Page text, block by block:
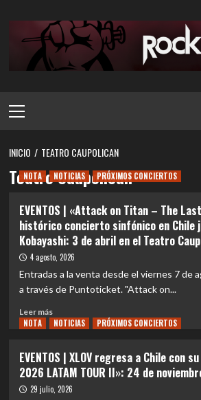
contenido
principal
INICIO TEATRO CAUPOLICAN
Teatro Caupolican
NOTA NOTICIAS PRÓXIMOS CONCIERTOS
EVENTOS | «Attack on Titan – The
histórico concierto sinfónico en Chile
Kobayashi: 3 de abril en el Teatro
4 agosto, 2026
Entradas a la venta desde el viernes 7 de
a través de Puntoticket. "Attack on...
Leer másLeer
más
|
«Attack
on
NOTA NOTICIAS PRÓXIMOS CONCIERTOS
EVENTOS | XLOV regresa a Chile con
2026 LATAM TOUR II»: 24 de
29 julio, 2026